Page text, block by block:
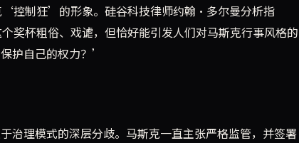
控制狂’的形象。硅谷科技律师约翰·多尔曼分析指
奖杯粗俗、戏谑，但恰好能引发人们对马斯克行事风格的
护自己的权力？’
治理模式的深层分歧。马斯克一直主张严格监管，并签署